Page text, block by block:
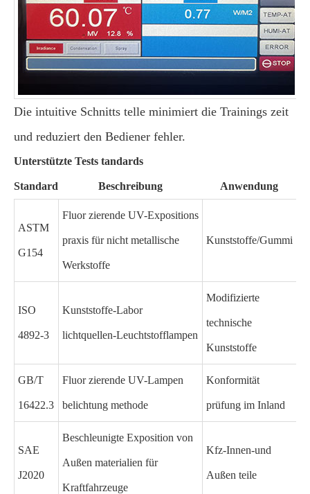
Die intuitive Schnitts telle minimiert die Trainings zeit
und reduziert den Bediener fehler.
Unterstützte Tests tandards
Standard Beschreibung Anwendung
ASTM
G154
Fluor zierende UV-Expositions
praxis für nicht metallische
Werkstoffe
Kunststoffe/Gummi
ISO
4892-3
Kunststoffe-Labor
lichtquellen-Leuchtstofflampen
Modifizierte
technische
Kunststoffe
GB/T
16422.3
Fluor zierende UV-Lampen
belichtung methode
Konformität
prüfung im Inland
SAE
J2020
Beschleunigte Exposition von
Außen materialien für
Kraftfahrzeuge
Kfz-Innen-und
Außen teile